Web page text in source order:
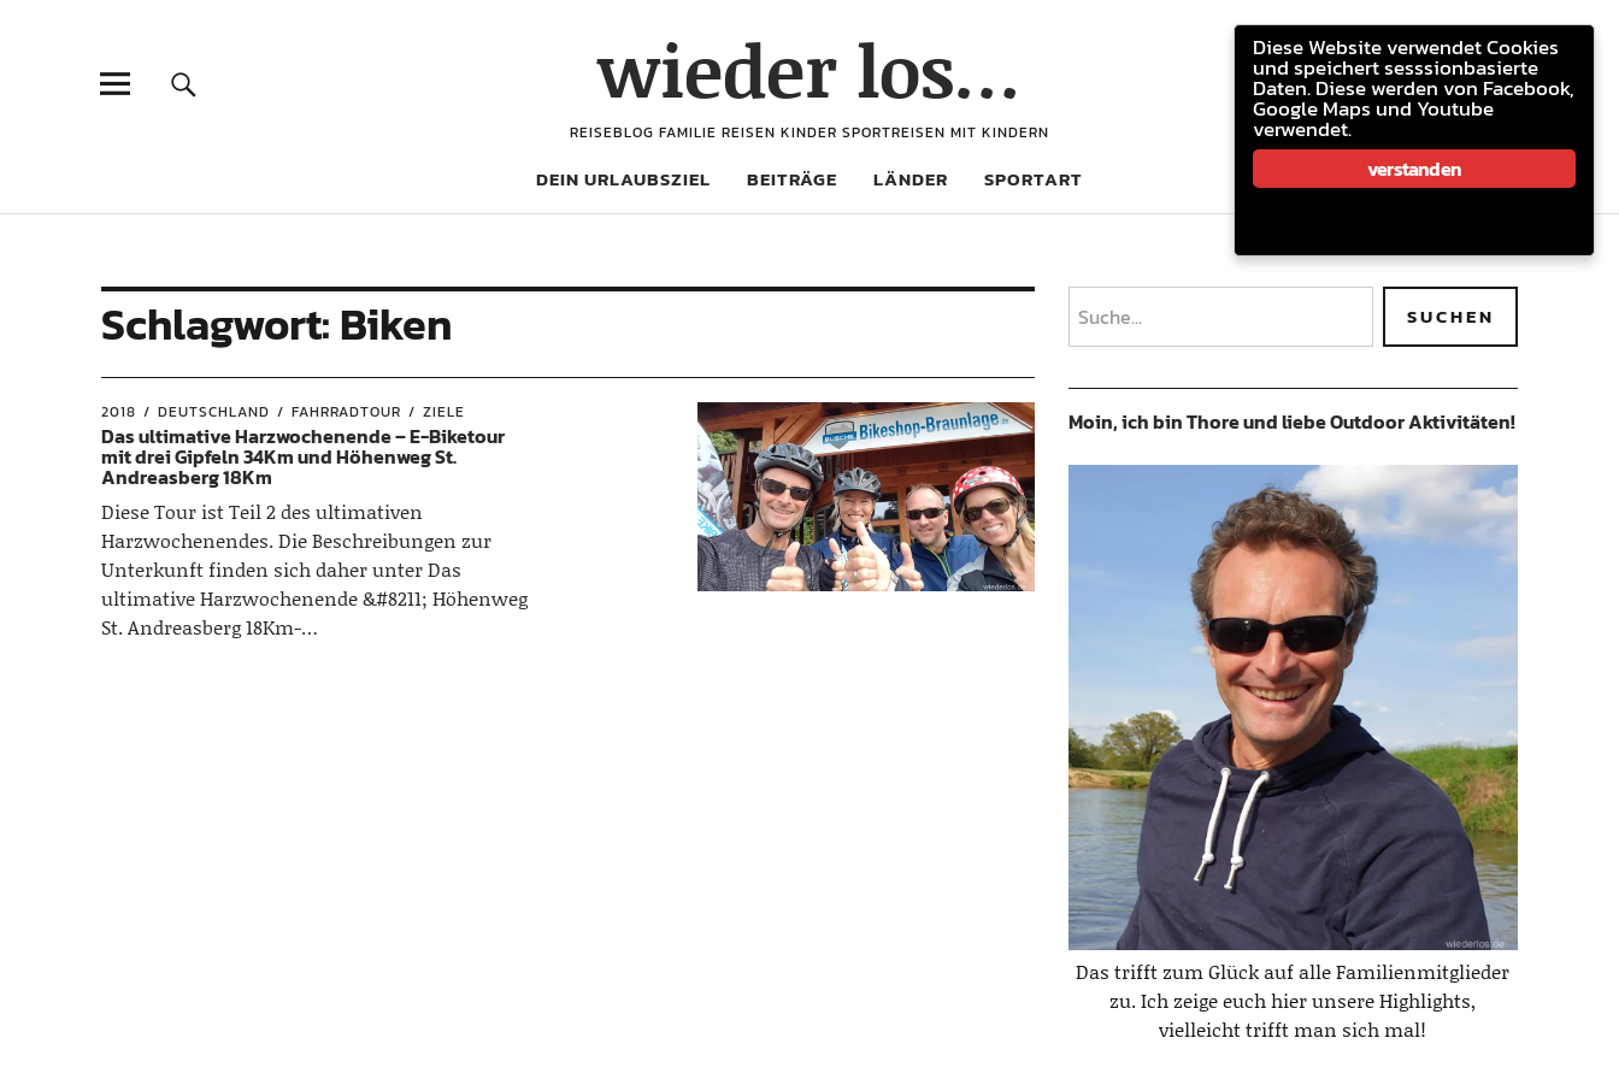
wieder los…
REISEBLOG FAMILIE REISEN KINDER SPORTREISEN MIT KINDERN
DEIN URLAUBSZIEL BEITRÄGE LÄNDER SPORTART
Schlagwort:Biken
2018 DEUTSCHLAND FAHRRADTOUR ZIELE
Das ultimative Harzwochenende – E-Biketour
mit drei Gipfeln 34Km und Höhenweg St.
Andreasberg 18Km
Diese Tour ist Teil 2 des ultimativen
Harzwochenendes. Die Beschreibungen zur
Unterkunft finden sich daher unter Das
ultimative Harzwochenende &#8211; Höhenweg
St. Andreasberg 18Km-…
Moin, ich bin Thore und liebe Outdoor Aktivitäten!
Das trifft zum Glück auf alle Familienmitglieder
zu. Ich zeige euch hier unsere Highlights,
vielleicht trifft man sich mal!
Diese Website verwendet Cookies
und speichert sesssionbasierte
Daten. Diese werden von Facebook,
Google Maps und Youtube
verwendet.
verstanden